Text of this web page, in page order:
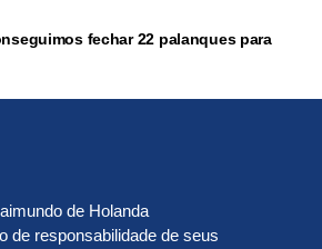
fechar 22 palanques para
de Holanda
de responsabilidade de seus